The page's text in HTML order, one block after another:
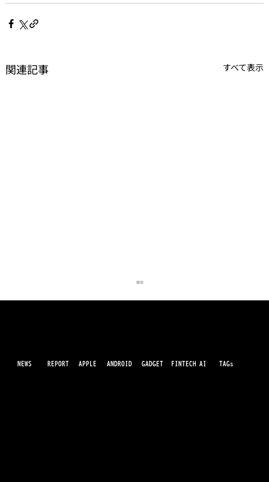
関連記事 すべて表示
NEWS REPORT APPLE ANDROID GADGET FINTECH AI TAGs